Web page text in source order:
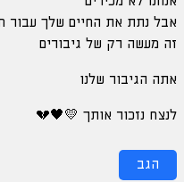
אבל נתת את החיים שלך עבור
זה מעשה רק של גיבורים
אתה הגיבור שלנו
לנצח נזכור אותך 💛🖤💔
הגב